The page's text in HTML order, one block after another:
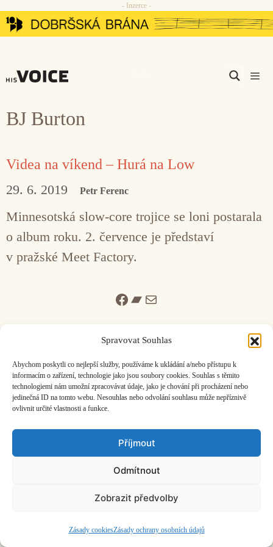
Spravovat Souhlas
Abychom poskytli co nejlepší služby, používáme k ukládání a/nebo přístupu k
informacím o zařízení, technologie jako jsou soubory cookies. Souhlas s těmito
technologiemi nám umožní zpracovávat údaje, jako je chování při procházení nebo
jedinečná ID na tomto webu. Nesouhlas nebo odvolání souhlasu může nepříznivě
ovlivnit určité vlastnosti a funkce.
Příjmout
Odmítnout
Zobrazit předvolby
Zásady cookiesZásady ochrany osobních údajů
Přeskočit
na
- Inzerce -
BJ Burton
Videa na víkend – Hurá na Low
29. 6. 2019 Petr Ferenc
Minnesotská slow-core trojice se loni postarala
o album roku. 2. července je představí
v pražské Meet Factory.
Facebook
Bandcamp
Mail
ČASOPIS O JINÉ HUDBĚ | vydává Hudební informační středisko|
založeno 2001 | Kontaktujte nás:info@hisvoice.cz
©2026 HISvoice – design a admin